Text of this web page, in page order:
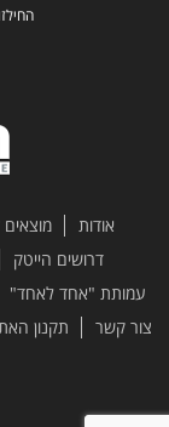
החילזון 3, רמת גן
אודות
דרושים הייטק
עמותת "אחד לאחד"
צור קשר
תקנון